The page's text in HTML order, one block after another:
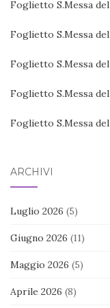
Foglietto S.Messa
Foglietto S.Messa
Foglietto S.Messa
Foglietto S.Messa
Foglietto S.Messa
ARCHIVI
Luglio 2026 (5)
Giugno 2026 (11)
Maggio 2026 (5)
Aprile 2026 (8)